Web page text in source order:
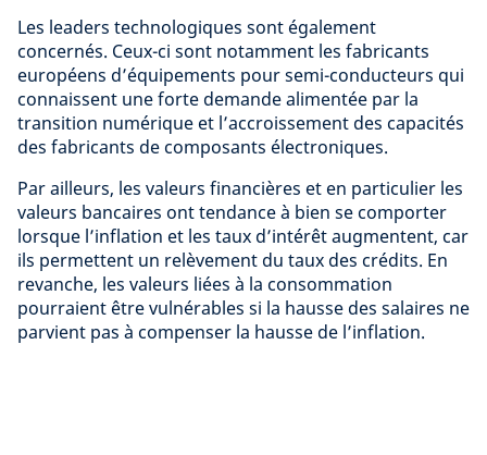
Les leaders technologiques sont également
concernés. Ceux-ci sont notamment les fabricants
européens d’équipements pour semi-conducteurs qui
connaissent une forte demande alimentée par la
transition numérique et l’accroissement des capacités
des fabricants de composants électroniques.
Par ailleurs, les valeurs financières et en particulier les
valeurs bancaires ont tendance à bien se comporter
lorsque l’inflation et les taux d’intérêt augmentent, car
ils permettent un relèvement du taux des crédits. En
revanche, les valeurs liées à la consommation
pourraient être vulnérables si la hausse des salaires ne
parvient pas à compenser la hausse de l’inflation.